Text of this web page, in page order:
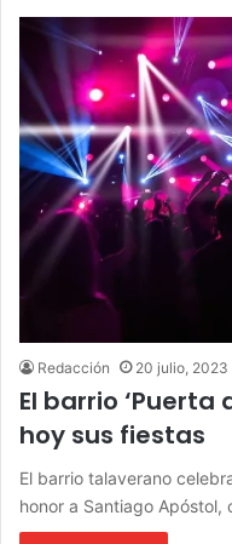
Redacción 20 julio, 2023
El barrio ‘Puerta
hoy sus fiestas
El barrio talaverano
honor a Santiago Apóstol,